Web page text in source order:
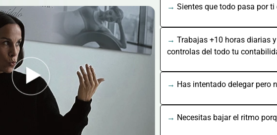
→ Sientes que todo pasa por
→ Trabajas +10 horas diarias
controlas del todo tu
→ Has intentado delegar pero
→ Necesitas bajar el ritmo